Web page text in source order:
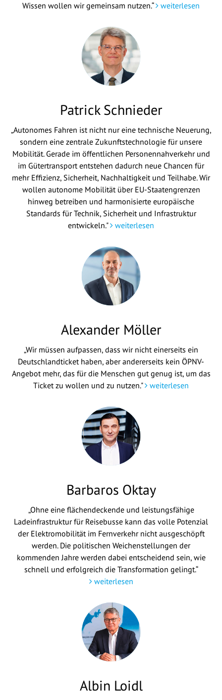
Wissen wollen wir gemeinsam nutzen.“ weiterlesen
Patrick Schnieder
„Autonomes Fahren ist nicht nur eine technische Neuerung,
sondern eine zentrale Zukunftstechnologie für unsere
Mobilität. Gerade im öffentlichen Personennahverkehr und
im Gütertransport entstehen dadurch neue Chancen für
mehr Effizienz, Sicherheit, Nachhaltigkeit und Teilhabe. Wir
wollen autonome Mobilität über EU-Staatengrenzen
hinweg betreiben und harmonisierte europäische
Standards für Technik, Sicherheit und Infrastruktur
entwickeln."
weiterlesen
Alexander Möller
„Wir müssen aufpassen, dass wir nicht einerseits ein
Deutschlandticket haben, aber andererseits kein ÖPNV-
Angebot mehr, das für die Menschen gut genug ist, um das
Ticket zu wollen und zu nutzen."
weiterlesen
Barbaros Oktay
„Ohne eine flächendeckende und leistungsfähige
Ladeinfrastruktur für Reisebusse kann das volle Potenzial
der Elektromobilität im Fernverkehr nicht ausgeschöpft
werden. Die politischen Weichenstellungen der
kommenden Jahre werden dabei entscheidend sein, wie
schnell und erfolgreich die Transformation gelingt.“
weiterlesen
Albin Loidl